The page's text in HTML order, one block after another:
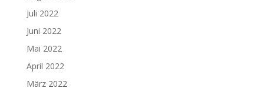
Juli 2022
Juni 2022
Mai 2022
April 2022
März 2022